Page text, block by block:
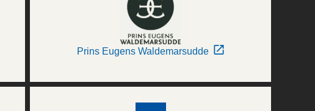
Prins Eugens Waldemarsudde